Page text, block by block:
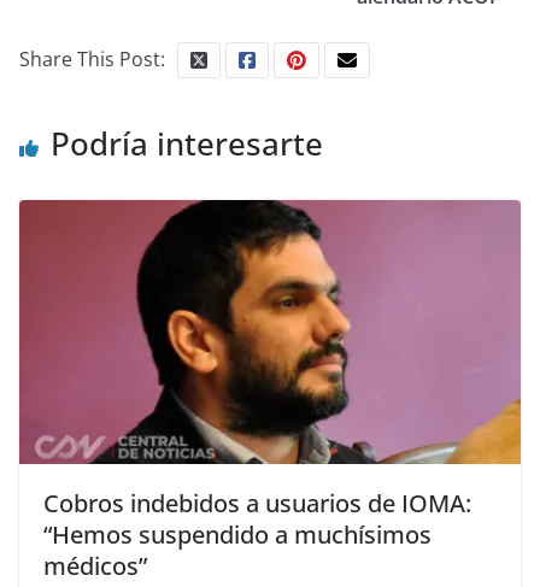
Share This Post:
Podría interesarte
Cobros indebidos a usuarios de IOMA:
“Hemos suspendido a muchísimos
médicos”